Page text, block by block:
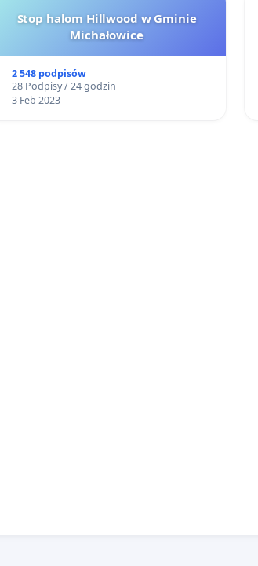
Stop halom Hillwood w Gminie
Michałowice
2 548 podpisów
28 Podpisy / 24 godzin
3 Feb 2023